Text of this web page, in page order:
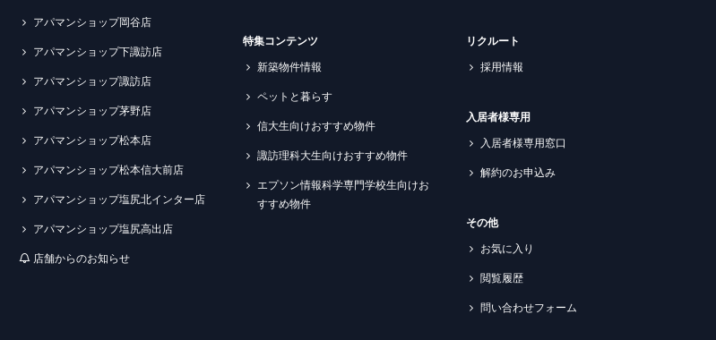
アパマンショップ岡谷店
アパマンショップ下諏訪店
アパマンショップ諏訪店
アパマンショップ茅野店
アパマンショップ松本店
アパマンショップ松本信大前店
アパマンショップ塩尻北インター店
アパマンショップ塩尻高出店
店舗からのお知らせ
特集コンテンツ
新築物件情報
ペットと暮らす
信大生向けおすすめ物件
諏訪理科大生向けおすすめ物件
エプソン情報科学専門学校生向けお
すすめ物件
リクルート
採用情報
入居者様専用
入居者様専用窓口
解約のお申込み
その他
お気に入り
閲覧履歴
問い合わせフォーム